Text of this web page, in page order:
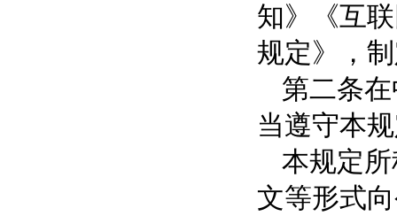
知》《互
规定》，
第二条
当遵守本
本规定
文等形式